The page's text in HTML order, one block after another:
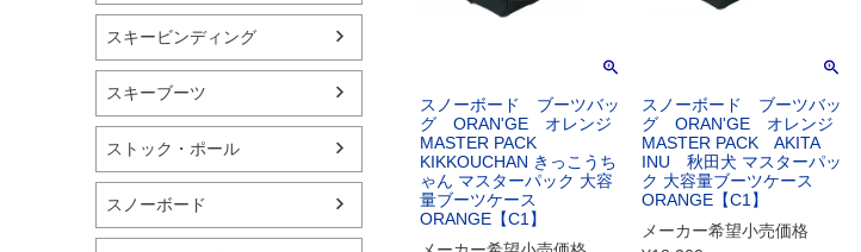
スキービンディング
スキーブーツ
ストック・ポール
スノーボード
スノーボード ブーツバッ
グ ORAN'GE オレンジ
MASTER PACK
KIKKOUCHAN きっこうち
ゃん マスターパック 大容
量ブーツケース
ORANGE【C1】
スノーボード ブーツバッ
グ ORAN'GE オレンジ
MASTER PACK AKITA
INU 秋田犬 マスターパッ
ク 大容量ブーツケース
ORANGE【C1】
メーカー希望小売価格